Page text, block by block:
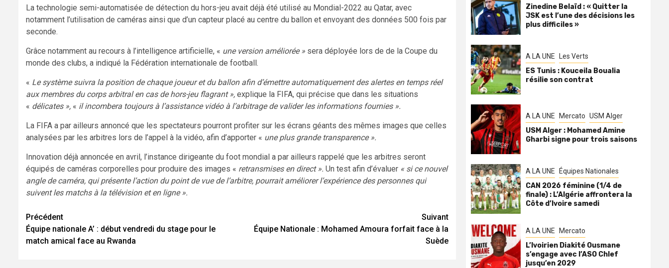
La technologie semi-automatisée de détection du hors-jeu avait déjà été utilisé au Mondial-2022 au Qatar, avec
notamment l’utilisation de caméras ainsi que d’un capteur placé au centre du ballon et envoyant des données 500 fois par
seconde.
Grâce notamment au recours à l’intelligence artificielle, « une version améliorée » sera déployée lors de de la Coupe du
monde des clubs, a indiqué la Fédération internationale de football.
« Le système suivra la position de chaque joueur et du ballon afin d’émettre automatiquement des alertes en temps réel
aux membres du corps arbitral en cas de hors-jeu flagrant », explique la FIFA, qui précise que dans les situations
« délicates », « il incombera toujours à l’assistance vidéo à l’arbitrage de valider les informations fournies ».
La FIFA a par ailleurs annoncé que les spectateurs pourront profiter sur les écrans géants des mêmes images que celles
analysées par les arbitres lors de l’appel à la vidéo, afin d’apporter « une plus grande transparence ».
Innovation déjà annoncée en avril, l’instance dirigeante du foot mondial a par ailleurs rappelé que les arbitres seront
équipés de caméras corporelles pour produire des images « retransmises en direct ». Un test afin d’évaluer « si ce nouvel
angle de caméra, qui présente l’action du point de vue de l’arbitre, pourrait améliorer l’expérience des personnes qui
suivent les matchs à la télévision et en ligne ».
Navigation
d’article
Précédent
Équipe nationale A’ : début vendredi du stage pour le
match amical face au Rwanda
Suivant
Équipe Nationale : Mohamed Amoura forfait face à la
Suède
Zinedine Belaïd : « Quitter la
JSK est l’une des décisions les
plus difficiles »
A LA UNE Les Verts
ES Tunis : Kouceila Boualia
résilie son contrat
A LA UNE Mercato USM Alger
USM Alger : Mohamed Amine
Gharbi signe pour trois saisons
A LA UNE Équipes Nationales
CAN 2026 féminine (1/4 de
finale) : L’Algérie affrontera la
Côte d’Ivoire samedi
A LA UNE Mercato
L’Ivoirien Diakité Ousmane
s’engage avec l’ASO Chlef
jusqu’en 2029